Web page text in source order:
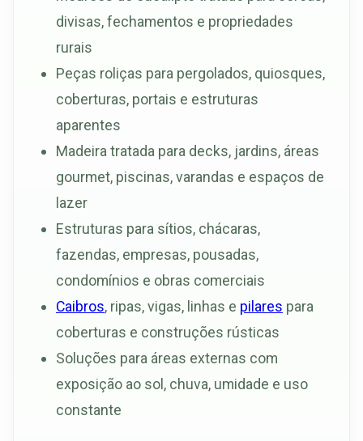
divisas, fechamentos e propriedades
rurais
Peças roliças para pergolados, quiosques,
coberturas, portais e estruturas
aparentes
Madeira tratada para decks, jardins, áreas
gourmet, piscinas, varandas e espaços de
lazer
Estruturas para sítios, chácaras,
fazendas, empresas, pousadas,
condomínios e obras comerciais
Caibros, ripas, vigas, linhas e pilares para
coberturas e construções rústicas
Soluções para áreas externas com
exposição ao sol, chuva, umidade e uso
constante